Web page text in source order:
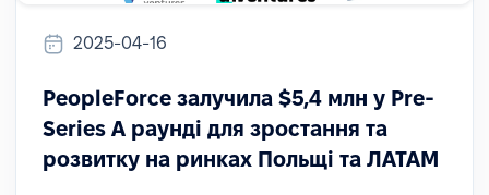
2025-04-16
PeopleForce залучила $5,4 млн у Pre-
Series A раунді для зростання та
розвитку на ринках Польщі та ЛАТАМ